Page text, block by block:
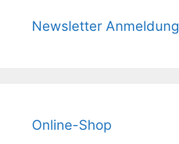
Newsletter Anmeldung
Online-Shop